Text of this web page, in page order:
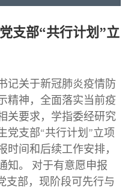
支部“共行计划”立
记关于新冠肺炎疫情防
精神，全面落实当前疫
关要求，学指委经研究
党支部“共行计划”立项
间和后续工作安排，
知。 对于有意愿申报
支部，现阶段可先行与